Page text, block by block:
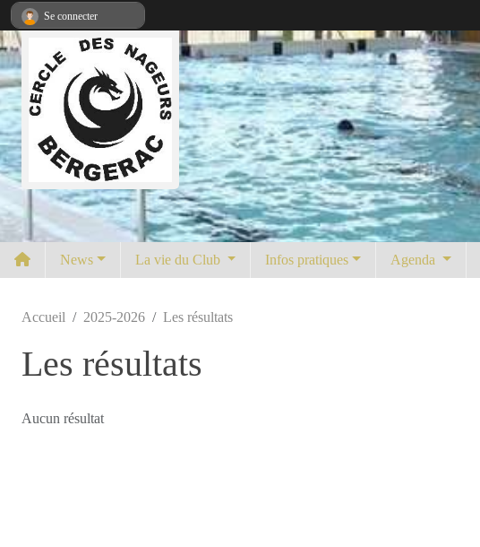
News La vie du Club Infos pratiques Agenda
Accueil 2025-2026 Les résultats
Les résultats
Aucun résultat
Se connecter
Panneau de gestion des cookies